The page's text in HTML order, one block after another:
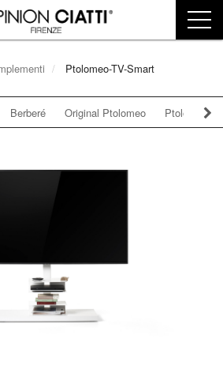
Ptolomeo-TV-Smart
Berberé Original Ptolomeo Ptolomeo